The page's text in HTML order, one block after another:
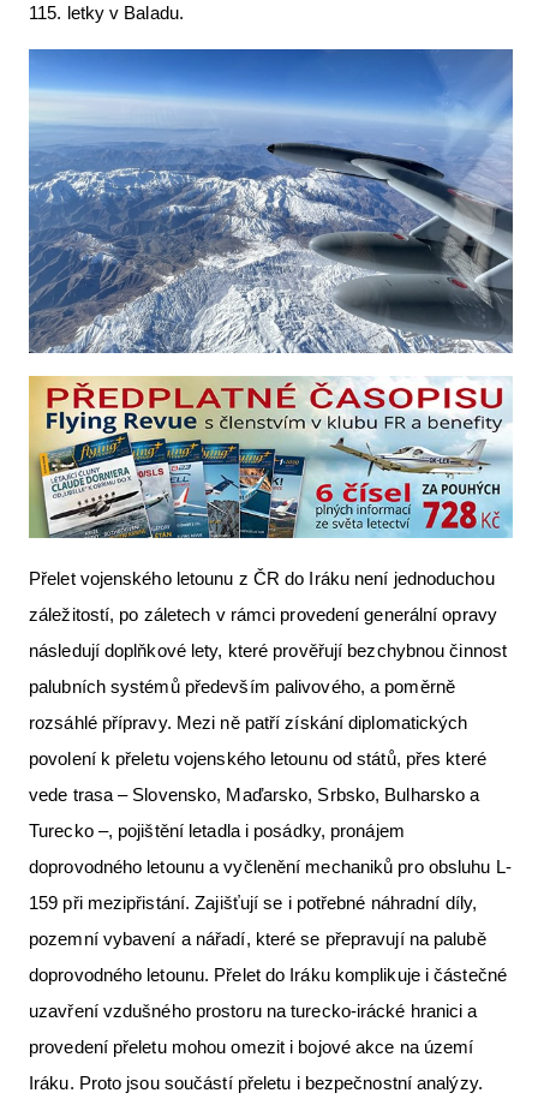
115. letky v Baladu.
Přelet vojenského letounu z ČR do Iráku není jednoduchou
záležitostí, po záletech v rámci provedení generální opravy
následují doplňkové lety, které prověřují bezchybnou činnost
palubních systémů především palivového, a poměrně
rozsáhlé přípravy. Mezi ně patří získání diplomatických
povolení k přeletu vojenského letounu od států, přes které
vede trasa – Slovensko, Maďarsko, Srbsko, Bulharsko a
Turecko –, pojištění letadla i posádky, pronájem
doprovodného letounu a vyčlenění mechaniků pro obsluhu L-
159 při mezipřistání. Zajišťují se i potřebné náhradní díly,
pozemní vybavení a nářadí, které se přepravují na palubě
doprovodného letounu. Přelet do Iráku komplikuje i částečné
uzavření vzdušného prostoru na turecko-irácké hranici a
provedení přeletu mohou omezit i bojové akce na území
Iráku. Proto jsou součástí přeletu i bezpečnostní analýzy.